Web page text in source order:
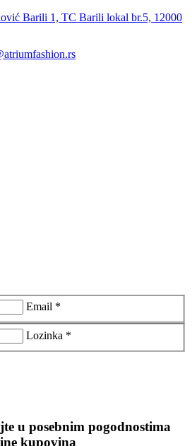
Barili 1, TC Barili lokal br.5, 12000
Email *
Lozinka *
u posebnim pogodnostima
kupovina